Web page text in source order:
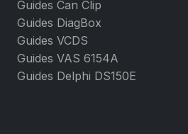
Guides Can Clip
Guides DiagBox
Guides VCDS
Guides VAS 6154A
Guides Delphi DS150E